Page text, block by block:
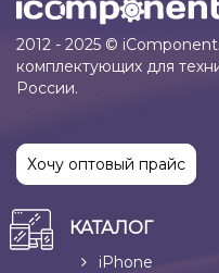
2012 - 2025 ©
комплектующих для
России.
Хочу оптовый прайс
КАТАЛОГ
iPhone